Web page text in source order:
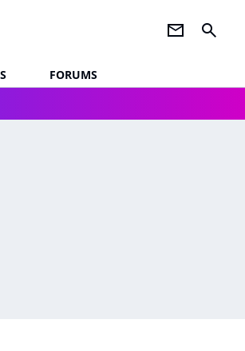
newsletter search
FORUMS